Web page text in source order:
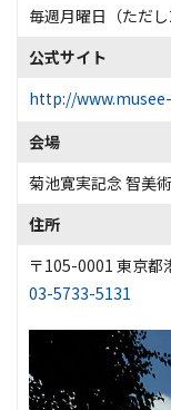
毎週月曜日（ただ
公式サイト
http://
会場
菊池寛実記念 智美
住所
〒105-0001 東京
03-5733-5131